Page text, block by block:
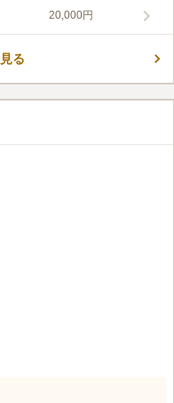
ながらも自然に囲まれてお
の中、落ち着いた気持ちでお
。
20,000円
る